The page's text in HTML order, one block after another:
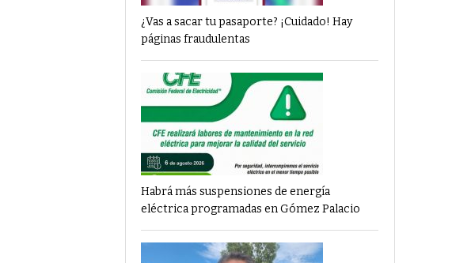
¿Vas a sacar tu pasaporte? ¡Cuidado! Hay
páginas fraudulentas
Habrá más suspensiones de energía
eléctrica programadas en Gómez Palacio